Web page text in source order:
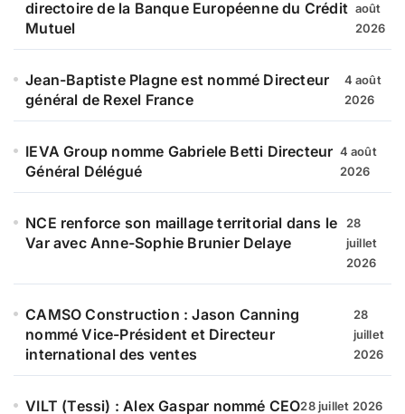
directoire de la Banque Européenne du Crédit
Mutuel
août
2026
Jean-Baptiste Plagne est nommé Directeur
général de Rexel France
4 août
2026
IEVA Group nomme Gabriele Betti Directeur
Général Délégué
4 août
2026
NCE renforce son maillage territorial dans le
Var avec Anne-Sophie Brunier Delaye
28
juillet
2026
CAMSO Construction : Jason Canning
nommé Vice-Président et Directeur
international des ventes
28
juillet
2026
VILT (Tessi) : Alex Gaspar nommé CEO28 juillet 2026